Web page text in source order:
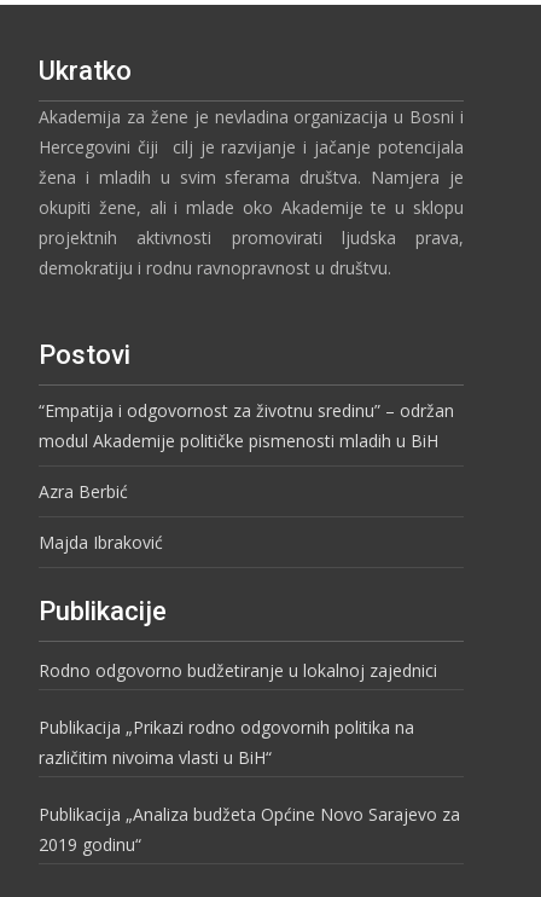
Ukratko
Akademija za žene je nevladina organizacija u Bosni i
Hercegovini čiji cilj je razvijanje i jačanje potencijala
žena i mladih u svim sferama društva. Namjera je
okupiti žene, ali i mlade oko Akademije te u sklopu
projektnih aktivnosti promovirati ljudska prava,
demokratiju i rodnu ravnopravnost u društvu.
Postovi
“Empatija i odgovornost za životnu sredinu” – održan
modul Akademije političke pismenosti mladih u BiH
Azra Berbić
Majda Ibraković
Publikacije
Rodno odgovorno budžetiranje u lokalnoj zajednici
Publikacija „Prikazi rodno odgovornih politika na
različitim nivoima vlasti u BiH“
Publikacija „Analiza budžeta Općine Novo Sarajevo za
2019 godinu“